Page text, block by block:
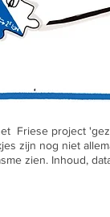
Friese project
zijn nog niet
zien. Inhoud,